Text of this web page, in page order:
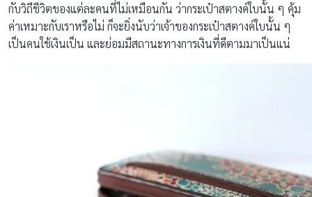
กับวิถีชีวิตของแต่ละคนที่ไม่เหมือนกัน ว่ากระเป๋าสตางค์ใบนั้น ๆ คุ้ม
ค่าเหมาะกับเราหรือไม่ ก็จะยิ่งนับว่าเจ้าของกระเป๋าสตางค์ใบนั้น ๆ
เป็นคนใช้เงินเป็น และย่อมมีสถานะทางการเงินที่ดีตามมาเป็นแน่